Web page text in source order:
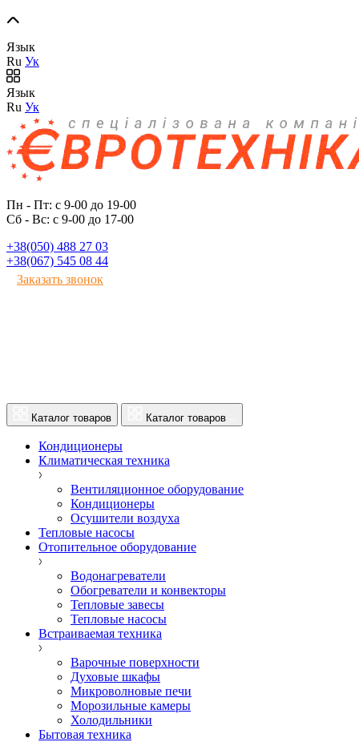
Язык
Ru Ук
Язык
Ru Ук
Пн - Пт: с 9-00 до 19-00
Сб - Вс: с 9-00 до 17-00
+38(050) 488 27 03
+38(067) 545 08 44
Заказать звонок
Каталог товаров Каталог товаров
Кондиционеры
Климатическая техника
Вентиляционное оборудование
Кондиционеры
Осушители воздуха
Тепловые насосы
Отопительное оборудование
Водонагреватели
Обогреватели и конвекторы
Тепловые завесы
Тепловые насосы
Встраиваемая техника
Варочные поверхности
Духовые шкафы
Микроволновые печи
Морозильные камеры
Холодильники
Бытовая техника